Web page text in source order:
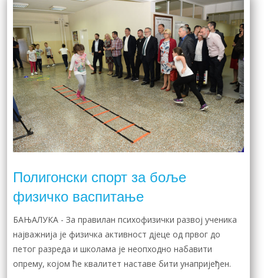
Полигонски спорт за боље
физичко васпитање
БАЊАЛУКА - За правилан психофизички развој ученика
најважнија је физичка активност дјеце од првог до
петог разреда и школама је неопходно набавити
опрему, којом ће квалитет наставе бити унапријеђен.